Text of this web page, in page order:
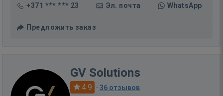
+371 *** *** 23 Эл. почта WhatsApp
Предложить заказ
GV Solutions
4.9 · 36 отзывов